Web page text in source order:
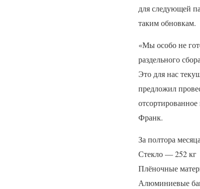
для следующей
таким обновкам.
«Мы особо не
раздельного
Это для нас
предложил
Франк.
За полтора
Стекло — 252 кг
Плёночные
Алюминиевые